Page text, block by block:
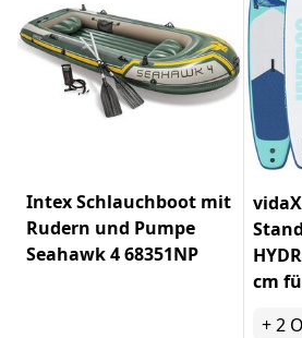
Intex Schlauchboot mit
Rudern und Pumpe
Seahawk 4 68351NP
cm
+2